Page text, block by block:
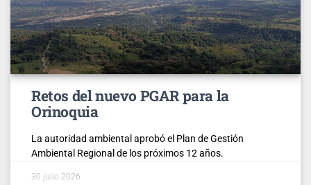
Retos del nuevo PGAR para la
Orinoquia
La autoridad ambiental aprobó el Plan de Gestión
Ambiental Regional de los próximos 12 años.
30 julio 2026